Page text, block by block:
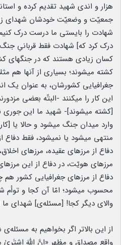
هزار و اندی شهید تقدیم کرده و
جمعیّت و وضعیّت خودشان شهدای
شهادت را بایستی ما درست درک
درک کرد که] شهادت فقط قربانیِ
کسان زیادی هستند که در جنگهای
کشته میشوند؛ بسیاری از آنها هم
جغرافیایی کشورشان، به‌ عنوان
این کار را میکنند -البتّه بعضی
[کشته میشوند]- شهید ما این جوری
وارد میدان جنگ میشود و حالا یا
منتهی میشود یا نمیشود، فقط دفاع
دفاع از مرزهای عقیده، مرزهای
مرزهای هویّت، در دفاع از این
دفاع از مرزهای جغرافیایی کشور
محسوب میشود؛ امّا آن کجا و توأم
والای دیگر کجا! [مسئله‌ی] شهدای
از این بالاتر اگر بخواهیم به
واقع مصداق و مظهرِ «اِنَّ اللهَ اشتَریٰ